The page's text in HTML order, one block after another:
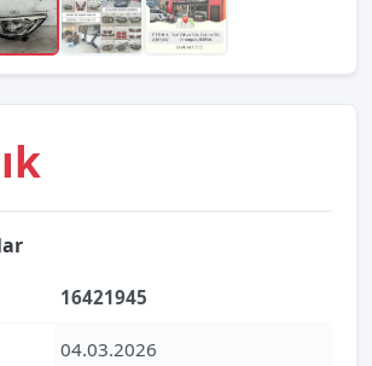
16421945
04.03.2026